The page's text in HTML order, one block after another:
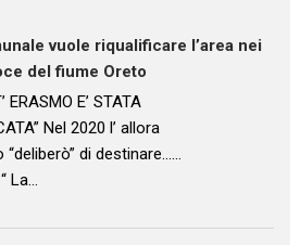
vuole riqualificare l’area nei
del fiume Oreto
E’ STATA
Nel 2020 l’ allora
di destinare……
La…